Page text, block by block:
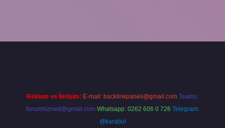
Reklam ve İletişim: E-mail: backlinkpaneli@gmail.com Teams:
forumhizmeti@gmail.com Whatsapp: 0262 606 0 726 Telegram:
@karabul